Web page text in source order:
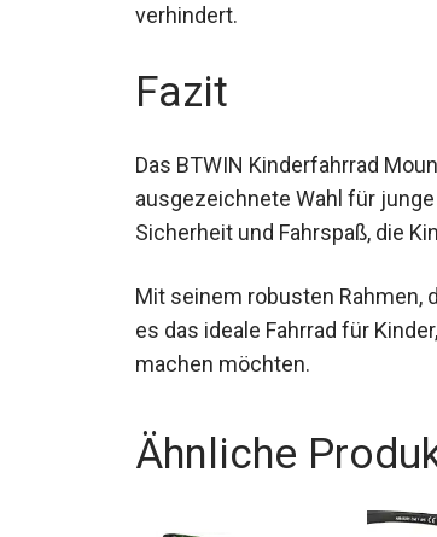
verhindert.
Fazit
Das BTWIN Kinderfahrrad
ausgezeichnete Wahl für
Stabilität, Sicherheit und
Mit seinem robusten Rahmen,
es das ideale Fahrrad für
machen möchten.
Ähnliche